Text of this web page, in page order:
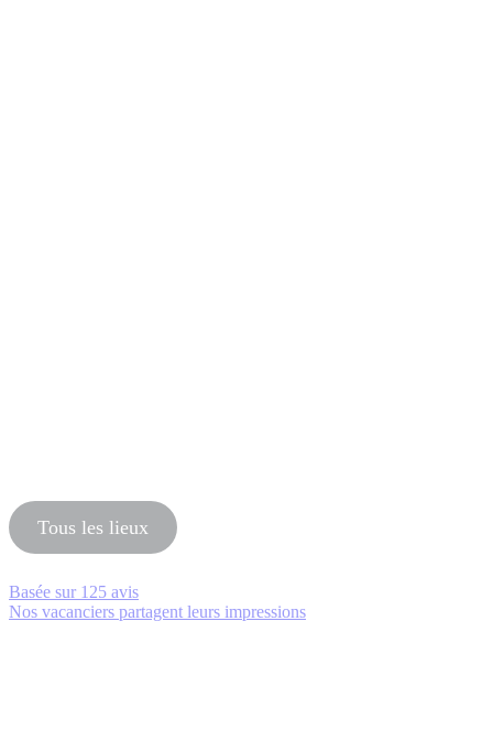
Tous les lieux
Basée sur 125 avis
Nos vacanciers partagent leurs impressions